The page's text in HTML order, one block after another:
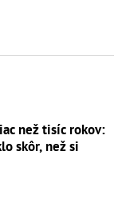
než tisíc rokov:
skôr, než si